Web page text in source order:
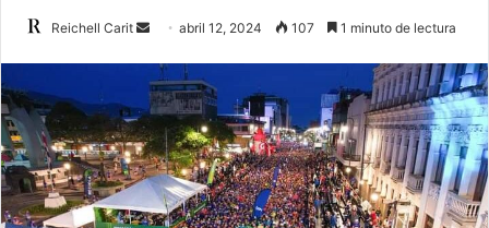
Reichell Carit
Send
email
abril 12, 2024 107 1 minuto de lectura